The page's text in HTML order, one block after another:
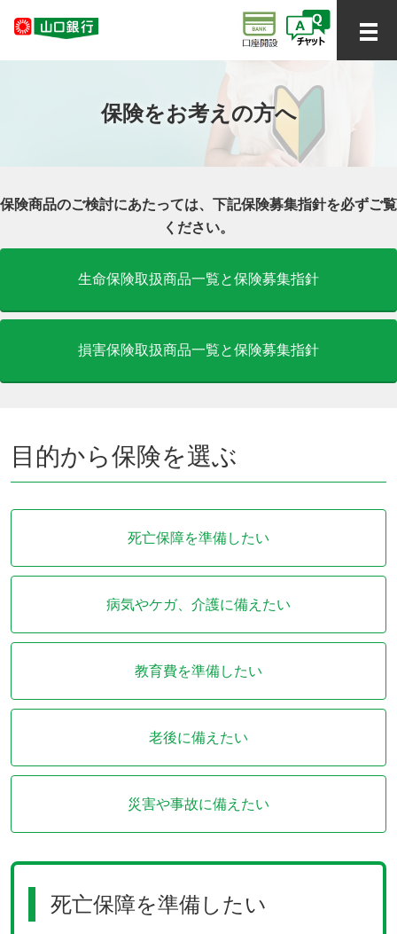
保険をお考えの方へ
保険商品のご検討にあたっては、下記保険募集指針を必ずご覧
ください。
生命保険取扱商品一覧と保険募集指針
損害保険取扱商品一覧と保険募集指針
目的から保険を選ぶ
死亡保障を準備したい
病気やケガ、 介護に備えたい
教育費を準備したい
老後に備えたい
災害や事故に備えたい
死亡保障を準備したい